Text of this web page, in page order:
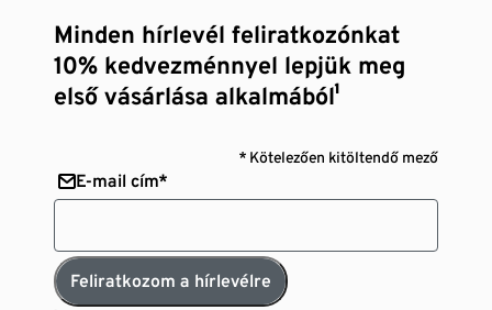
Minden hírlevél feliratkozónkat
10% kedvezménnyel lepjük meg
első vásárlása alkalmából¹
* Kötelezően kitöltendő mező
E-mail cím*
Feliratkozom a hírlevélre